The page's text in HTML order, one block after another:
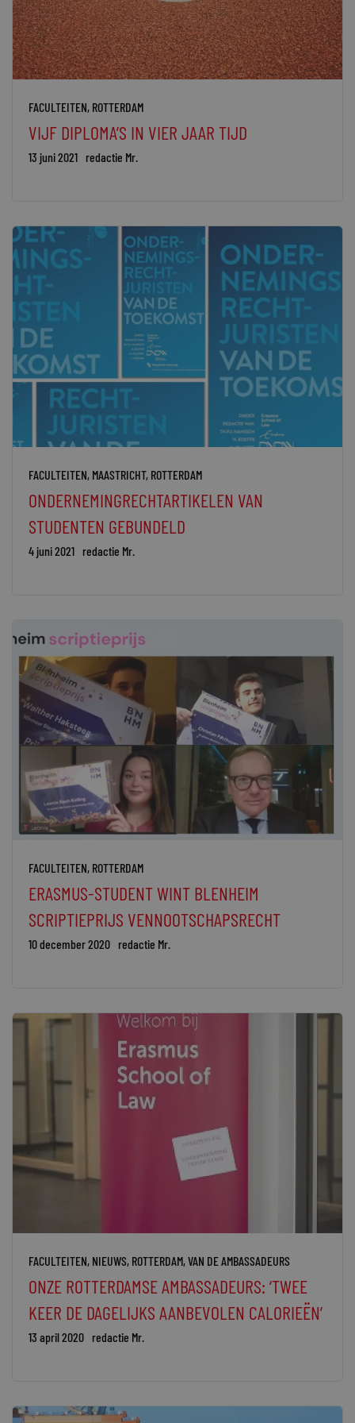
FACULTEITEN, ROTTERDAM
VIJF DIPLOMA’S IN VIER JAAR TIJD
13 juni 2021 redactie Mr.
FACULTEITEN, MAASTRICHT, ROTTERDAM
ONDERNEMINGRECHTARTIKELEN VAN
STUDENTEN GEBUNDELD
4 juni 2021 redactie Mr.
FACULTEITEN, ROTTERDAM
ERASMUS-STUDENT WINT BLENHEIM
SCRIPTIEPRIJS VENNOOTSCHAPSRECHT
10 december 2020 redactie Mr.
FACULTEITEN, NIEUWS, ROTTERDAM,VAN DE AMBASSADEURS
ONZE ROTTERDAMSE AMBASSADEURS: ‘TWEE
KEER DE DAGELIJKS AANBEVOLEN CALORIEËN’
13 april 2020 redactie Mr.